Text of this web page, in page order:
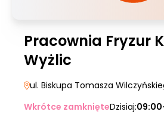
Pracownia Fryzur
Wyżlic
ul. Biskupa Tomasza
Wkrótce zamknięteDzisiaj: